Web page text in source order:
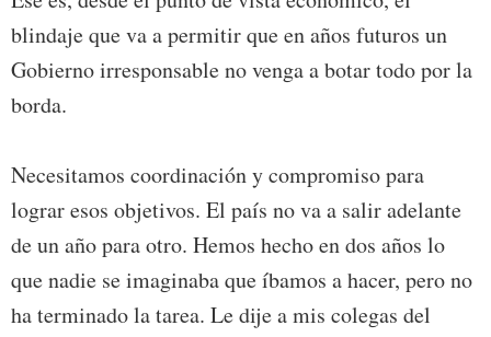
blindaje que va a permitir que en años futuros un
Gobierno irresponsable no venga a botar todo por la
borda.
Necesitamos coordinación y compromiso para
lograr esos objetivos. El país no va a salir adelante
de un año para otro. Hemos hecho en dos años lo
que nadie se imaginaba que íbamos a hacer, pero no
ha terminado la tarea. Le dije a mis colegas del